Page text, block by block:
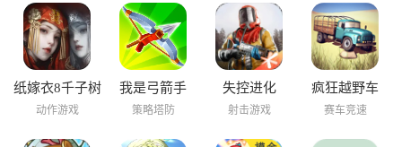
纸嫁衣8千子树
动作游戏
我是弓箭手
策略塔防
失控进化
射击游戏
疯狂越野车
赛车竞速